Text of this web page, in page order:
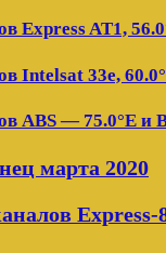
Express AT1,
Intelsat 33e,
ABS — 75.0°E и
марта 2020
Express-